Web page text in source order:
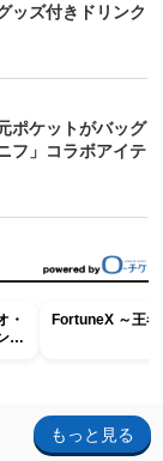
ッズ付きドリンク
ポケットがバッグ
フ」コラボアイテ
・
・
FortuneX ～王
もっと見る